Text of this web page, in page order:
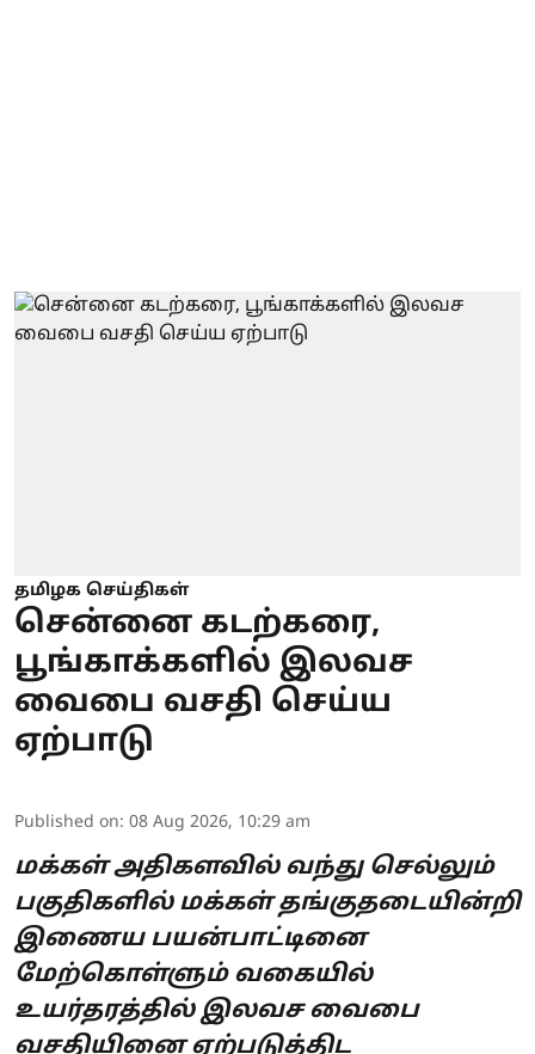
தமிழக செய்திகள்
சென்னை கடற்கரை,
பூங்காக்களில் இலவச
வைபை வசதி செய்ய
ஏற்பாடு
Published on: 08 Aug 2026, 10:29 am
மக்கள் அதிகளவில் வந்து செல்லும்
பகுதிகளில் மக்கள் தங்குதடையின்றி
இணைய பயன்பாட்டினை
மேற்கொள்ளும் வகையில்
உயர்தரத்தில் இலவச வைபை
வசதியினை ஏற்படுத்திட